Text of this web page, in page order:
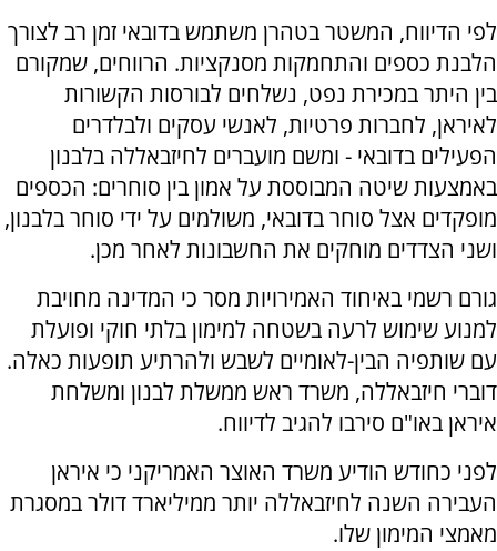
לפי הדיווח, המשטר בטהרן משתמש בדובאי זמן רב לצורך
הלבנת כספים והתחמקות מסנקציות. הרווחים, שמקורם
בין היתר במכירת נפט, נשלחים לבורסות הקשורות
לאיראן, לחברות פרטיות, לאנשי עסקים ולבלדרים
הפעילים בדובאי - ומשם מועברים לחיזבאללה בלבנון
באמצעות שיטה המבוססת על אמון בין סוחרים: הכספים
מופקדים אצל סוחר בדובאי, משולמים על ידי סוחר בלבנון,
ושני הצדדים מוחקים את החשבונות לאחר מכן.
גורם רשמי באיחוד האמירויות מסר כי המדינה מחויבת
למנוע שימוש לרעה בשטחה למימון בלתי חוקי ופועלת
עם שותפיה הבין-לאומיים לשבש ולהרתיע תופעות כאלה.
דוברי חיזבאללה, משרד ראש ממשלת לבנון ומשלחת
איראן באו"ם סירבו להגיב לדיווח.
לפני כחודש הודיע משרד האוצר האמריקני כי איראן
העבירה השנה לחיזבאללה יותר ממיליארד דולר במסגרת
מאמצי המימון שלו.